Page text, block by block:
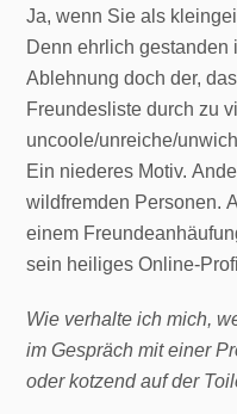
Ja, wenn Sie als
Denn ehrlich gestanden
Ablehnung doch der,
Freundesliste durch zu
uncoole/unreiche/
Ein niederes Motiv.
wildfremden Personen.
einem
sein heiliges Online-
Wie verhalte ich mich,
im Gespräch mit einer
oder kotzend auf der